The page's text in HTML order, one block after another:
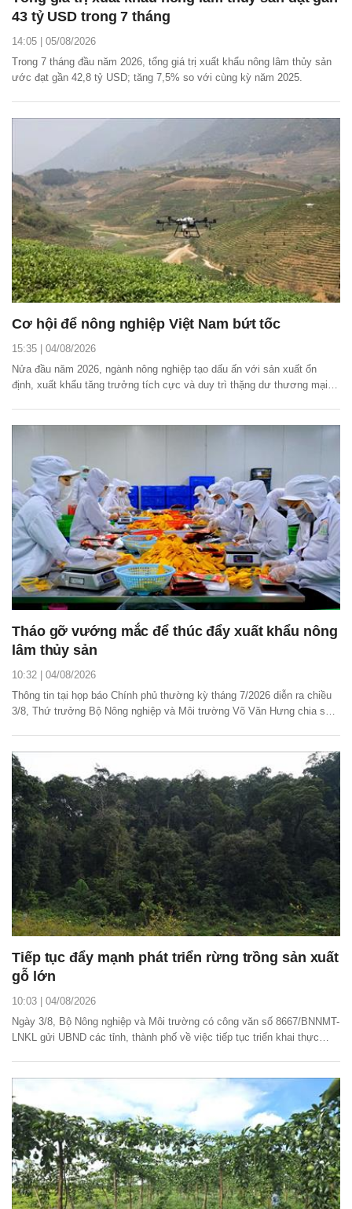
43 tỷ USD trong 7 tháng
14:05 | 05/08/2026
Trong 7 tháng đầu năm 2026, tổng giá trị xuất khẩu nông lâm thủy sản
ước đạt gần 42,8 tỷ USD; tăng 7,5% so với cùng kỳ năm 2025.
Cơ hội để nông nghiệp Việt Nam bứt tốc
15:35 | 04/08/2026
Nửa đầu năm 2026, ngành nông nghiệp tạo dấu ấn với sản xuất ổn
định, xuất khẩu tăng trưởng tích cực và duy trì thặng dư thương mại,
Tháo gỡ vướng mắc để thúc đẩy xuất khẩu nông
lâm thủy sản
10:32 | 04/08/2026
Thông tin tại họp báo Chính phủ thường kỳ tháng 7/2026 diễn ra chiều
3/8, Thứ trưởng Bộ Nông nghiệp và Môi trường Võ Văn Hưng chia sẻ
Tiếp tục đẩy mạnh phát triển rừng trồng sản xuất
gỗ lớn
10:03 | 04/08/2026
Ngày 3/8, Bộ Nông nghiệp và Môi trường có công văn số 8667/BNNMT-
LNKL gửi UBND các tỉnh, thành phố về việc tiếp tục triển khai thực